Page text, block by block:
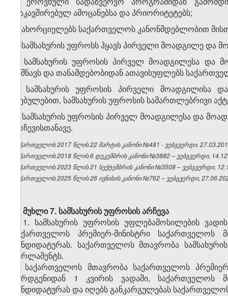
დაკავშირებულ ამოცანებსა და პრიორიტეტებს;
ჟ) ახორციელებს საქართველოს კანონმდებლობით
3. სამსახურის უფროსს ჰყავს პირველი მოადგილე და
4. სამსახურის უფროსის პირველ მოადგილესა და
ნიშნავს და თანამდებობიდან ათავისუფლებს
5. სამსახურის უფროსის პირველი მოადგილისა
დებულებით, სამსახურის უფროსის სამართლებრივი
6. სამსახურის უფროსის პირველ მოადგილესა და
არჩევისთანავე.
საქართველოს 2017 წლის 22 მარტის კანონი №481 - ვებგვერდი,
საქართველოს 2018 წლის 6 დეკემბრის კანონი №3882 – ვებგვერდი,
საქართველოს 2023 წლის 21 სექტემბრის კანონი №3508 – ვებგვერდი,
საქართველოს 2025 წლის 26 ივნისის კანონი №762 – ვებგვერდი,
მუხლი 7. სამსახურის უფროსის არჩევა
1. სამსახურის უფროსის უფლებამოსილების
საქართველოს პრემიერ-მინისტრი საქართველოს
კანდიდატურას. საქართველოს მთავრობა
პარლამენტს.
2. საქართველოს მთავრობა საქართველოს
წარდგენიდან 1 კვირის ვადაში,
კანდიდატურას და იღებს განკარგულებას